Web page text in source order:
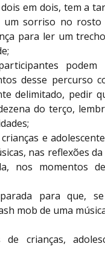
em dois, tem a
um sorriso no
para ler um
podem
desse percurso
delimitado, pedir
do terço,
e
nas reflexões
nos momentos
para que,
mob de uma
crianças,